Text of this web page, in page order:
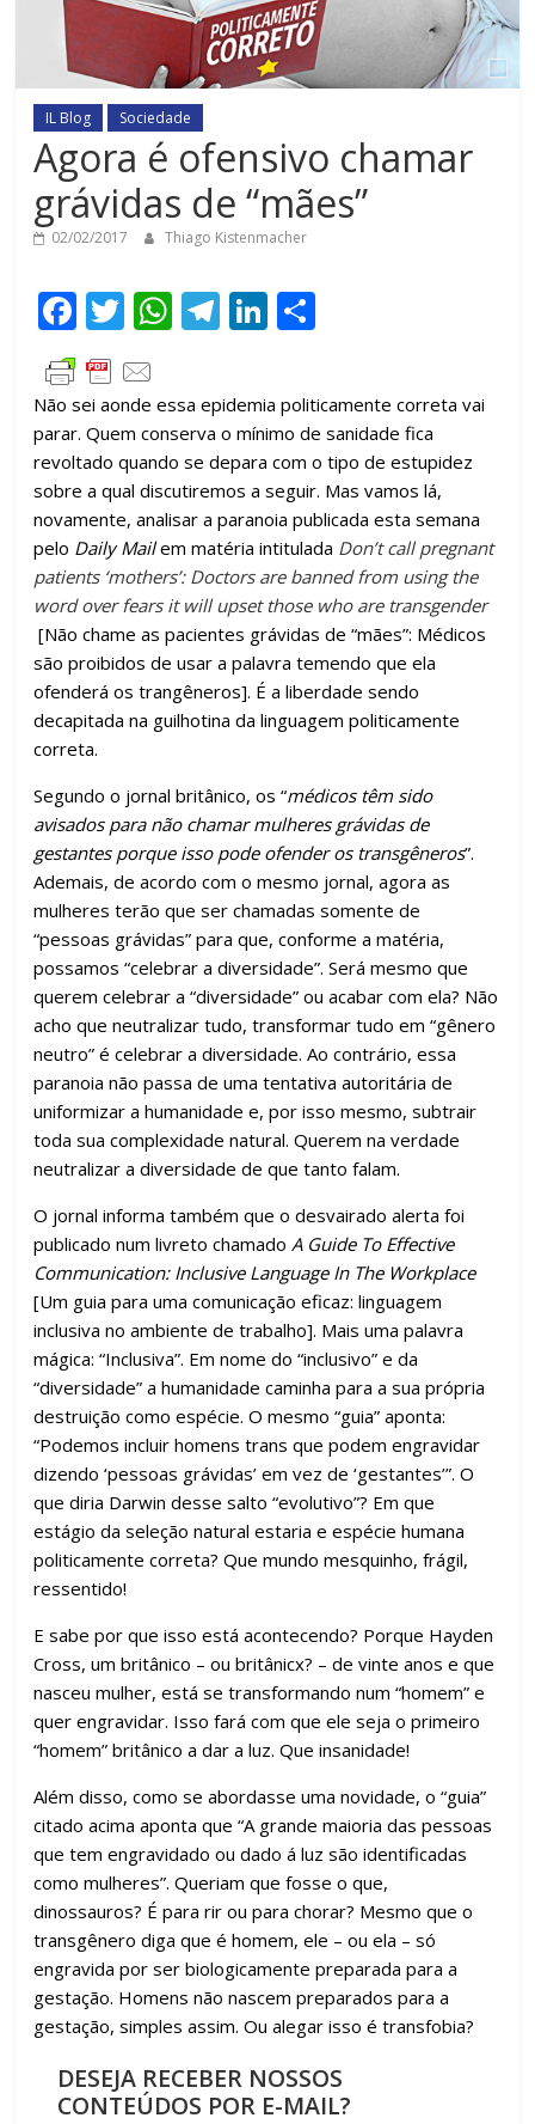
IL Blog Sociedade
Agora é ofensivo chamar
grávidas de “mães”
02/02/2017 Thiago Kistenmacher
F
ac
e
b
o
o
k
T
w
itt
er
W
s
A
p
p
T
e
gr
a
m
Li
e
dI
n
m
p
ar
til
h
ar
Não sei aonde essa epidemia politicamente correta vai
parar. Quem conserva o mínimo de sanidade fica
revoltado quando se depara com o tipo de estupidez
sobre a qual discutiremos a seguir. Mas vamos lá,
novamente, analisar a paranoia publicada esta semana
pelo Daily Mailem matéria intitulada Don’t call pregnant
patients ‘mothers’: Doctors are banned from using the
word over fears it will upset those who are transgender
[Não chame as pacientes grávidas de “mães”: Médicos
são proibidos de usar a palavra temendo que ela
ofenderá os trangêneros]. É a liberdade sendo
decapitada na guilhotina da linguagem politicamente
correta.
Segundo o jornal britânico, os “médicos têm sido
avisados para não chamar mulheres grávidas de
gestantes porque isso pode ofender os transgêneros”.
Ademais, de acordo com o mesmo jornal, agora as
mulheres terão que ser chamadas somente de
“pessoas grávidas” para que, conforme a matéria,
possamos “celebrar a diversidade”. Será mesmo que
querem celebrar a “diversidade” ou acabar com ela? Não
acho que neutralizar tudo, transformar tudo em “gênero
neutro” é celebrar a diversidade. Ao contrário, essa
paranoia não passa de uma tentativa autoritária de
uniformizar a humanidade e, por isso mesmo, subtrair
toda sua complexidade natural. Querem na verdade
neutralizar a diversidade de que tanto falam.
O jornal informa também que o desvairado alerta foi
publicado num livreto chamadoA Guide To Effective
Communication: Inclusive Language In The Workplace
[Um guia para uma comunicação eficaz: linguagem
inclusiva no ambiente de trabalho]. Mais uma palavra
mágica: “Inclusiva”. Em nome do “inclusivo” e da
“diversidade” a humanidade caminha para a sua própria
destruição como espécie. O mesmo “guia” aponta:
“Podemos incluir homens trans que podem engravidar
dizendo ‘pessoas grávidas’ em vez de ‘gestantes’”. O
que diria Darwin desse salto “evolutivo”? Em que
estágio da seleção natural estaria e espécie humana
politicamente correta? Que mundo mesquinho, frágil,
ressentido!
E sabe por que isso está acontecendo? Porque Hayden
Cross, um britânico – ou britânicx? – de vinte anos e que
nasceu mulher, está se transformando num “homem” e
quer engravidar. Isso fará com que ele seja o primeiro
“homem” britânico a dar a luz. Que insanidade!
Além disso, como se abordasse uma novidade, o “guia”
citado acima aponta que “A grande maioria das pessoas
que tem engravidado ou dado á luz são identificadas
como mulheres”. Queriam que fosse o que,
dinossauros? É para rir ou para chorar? Mesmo que o
transgênero diga que é homem, ele – ou ela – só
engravida por ser biologicamente preparada para a
gestação. Homens não nascem preparados para a
gestação, simples assim. Ou alegar isso é transfobia?
DESEJA RECEBER NOSSOS
CONTEÚDOS POR E-MAIL?